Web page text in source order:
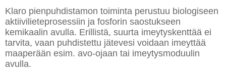
Klaro pienpuhdistamon toiminta perustuu biologiseen
aktiivilieteprosessiin ja fosforin saostukseen
kemikaalin avulla. Erillistä, suurta imeytyskenttää ei
tarvita, vaan puhdistettu jätevesi voidaan imeyttää
maaperään esim. avo-ojaan tai imeytysmoduulin
avulla.